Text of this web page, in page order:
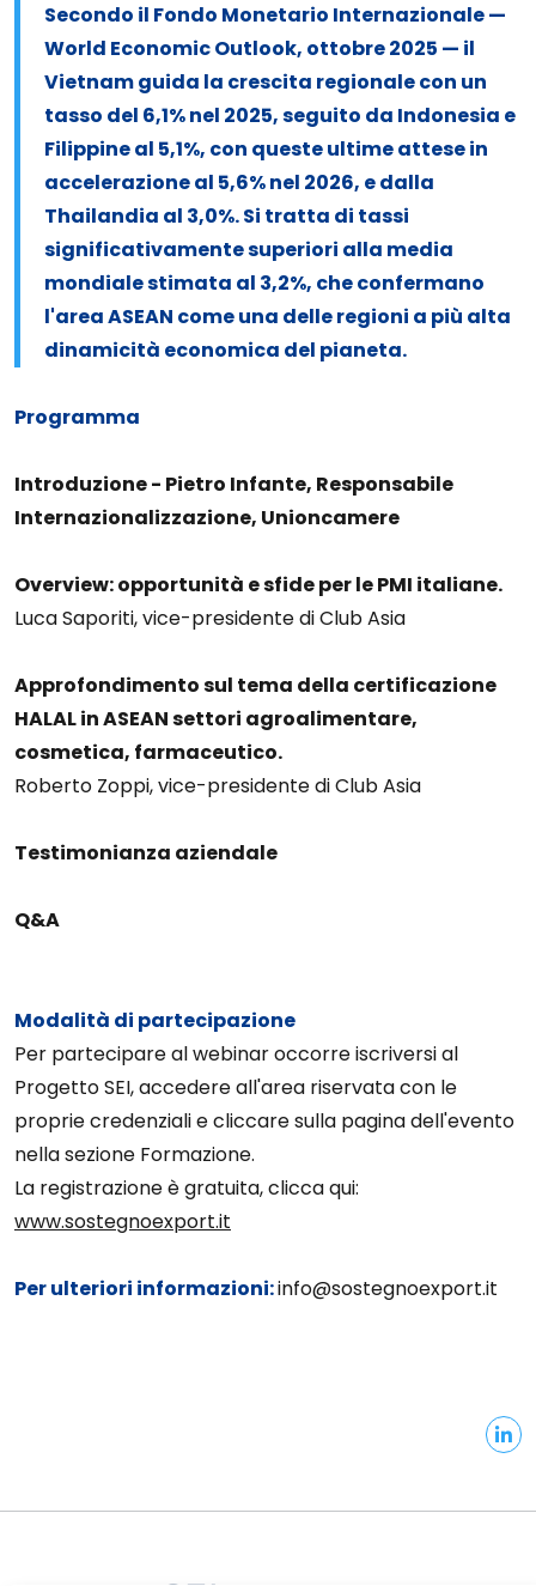
Secondo il Fondo Monetario Internazionale —
World Economic Outlook, ottobre 2025 — il
Vietnam guida la crescita regionale con un
tasso del 6,1% nel 2025, seguito da Indonesia e
Filippine al 5,1%, con queste ultime attese in
accelerazione al 5,6% nel 2026, e dalla
Thailandia al 3,0%. Si tratta di tassi
significativamente superiori alla media
mondiale stimata al 3,2%, che confermano
l'area ASEAN come una delle regioni a più alta
dinamicità economica del pianeta.
Programma
Introduzione - Pietro Infante, Responsabile
Internazionalizzazione, Unioncamere
Overview: opportunità e sfide per le PMI italiane.
Luca Saporiti, vice-presidente di Club Asia
Approfondimento sul tema della certificazione
HALAL in ASEAN settori agroalimentare,
cosmetica, farmaceutico.
Roberto Zoppi, vice-presidente di Club Asia
Testimonianza aziendale
Q&A
Modalità di partecipazione
Per partecipare al webinar occorre iscriversi al
Progetto SEI, accedere all'area riservata con le
proprie credenziali e cliccare sulla pagina dell'evento
nella sezione Formazione.
La registrazione è gratuita, clicca qui:
www.sostegnoexport.it
Per ulteriori informazioni:info@sostegnoexport.it